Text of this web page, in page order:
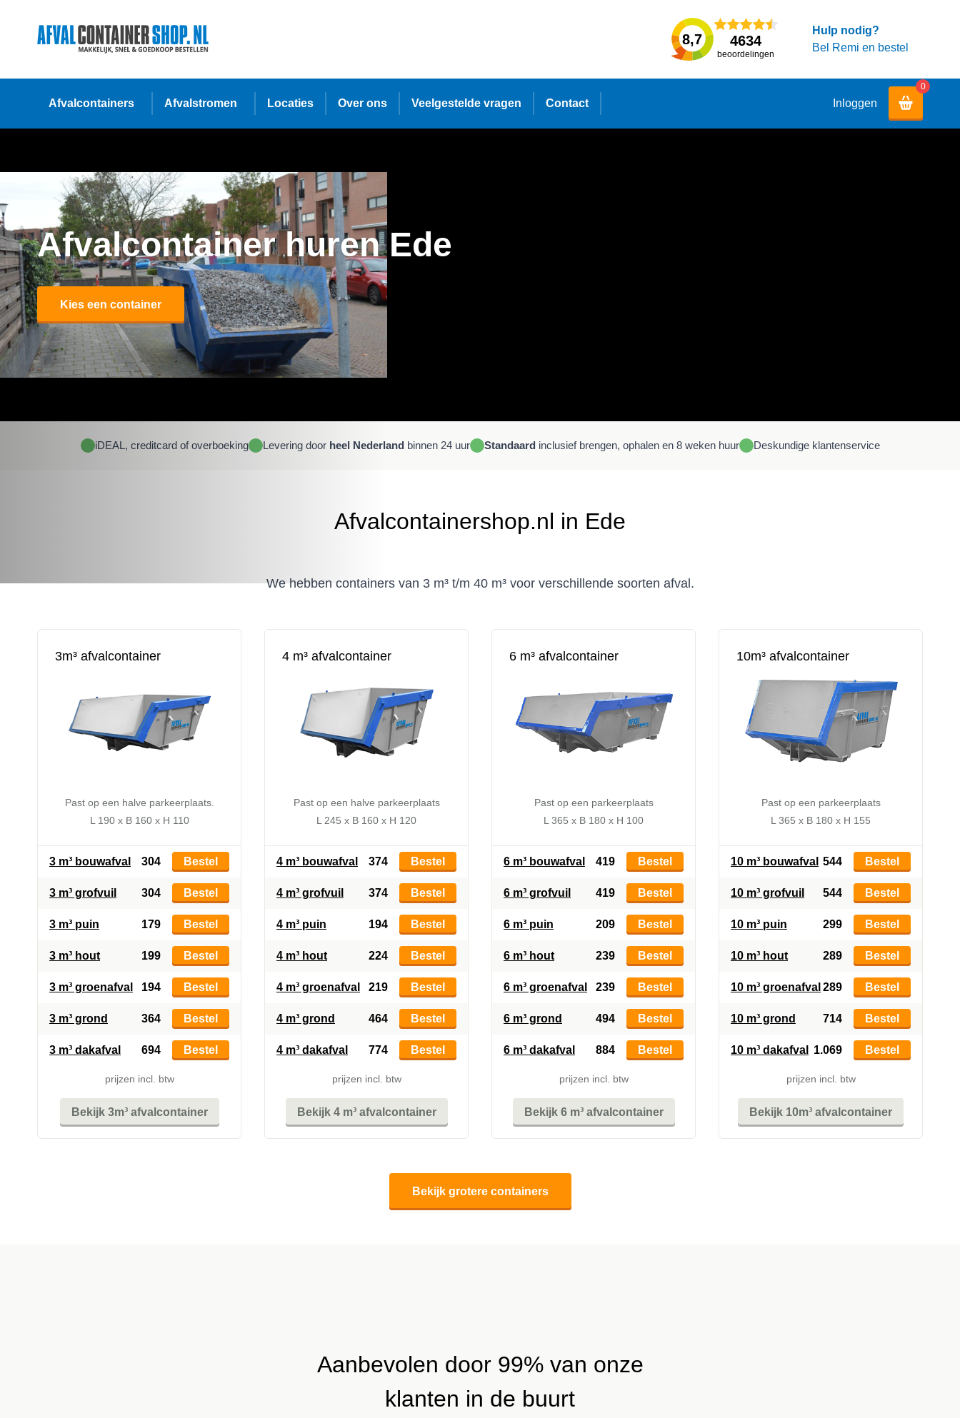
8,7 4634
beoordelingen
Hulp nodig?
Bel Remi en bestel
Afvalcontainers Afvalstromen Locaties Over ons Veelgestelde vragen Contact Inloggen
0
Afvalcontainer huren Ede
Kies een container
iDEAL, creditcard of overboeking Levering doorheel Nederland binnen 24 uur Standaard inclusief brengen, ophalen en 8 weken huur Deskundige klantenservice
Afvalcontainershop.nl in Ede
We hebben containers van 3 m³ t/m 40 m³ voor verschillende soorten afval.
3m³ afvalcontainer
Past op een halve parkeerplaats.
L 190 x B 160 x H 110
3 m³ bouwafval 304 Bestel
3 m³ grofvuil 304 Bestel
3 m³ puin 179 Bestel
3 m³ hout 199 Bestel
3 m³ groenafval 194 Bestel
3 m³ grond 364 Bestel
3 m³ dakafval 694 Bestel
prijzen incl. btw
Bekijk 3m³ afvalcontainer
4 m³ afvalcontainer
Past op een halve parkeerplaats
L 245 x B 160 x H 120
4 m³ bouwafval 374 Bestel
4 m³ grofvuil 374 Bestel
4 m³ puin 194 Bestel
4 m³ hout 224 Bestel
4 m³ groenafval 219 Bestel
4 m³ grond 464 Bestel
4 m³ dakafval 774 Bestel
prijzen incl. btw
Bekijk 4 m³ afvalcontainer
6 m³ afvalcontainer
Past op een parkeerplaats
L 365 x B 180 x H 100
6 m³ bouwafval 419 Bestel
6 m³ grofvuil 419 Bestel
6 m³ puin 209 Bestel
6 m³ hout 239 Bestel
6 m³ groenafval 239 Bestel
6 m³ grond 494 Bestel
6 m³ dakafval 884 Bestel
prijzen incl. btw
Bekijk 6 m³ afvalcontainer
10m³ afvalcontainer
Past op een parkeerplaats
L 365 x B 180 x H 155
10 m³ bouwafval 544 Bestel
10 m³ grofvuil 544 Bestel
10 m³ puin 299 Bestel
10 m³ hout 289 Bestel
10 m³ groenafval 289 Bestel
10 m³ grond 714 Bestel
10 m³ dakafval 1.069 Bestel
prijzen incl. btw
Bekijk 10m³ afvalcontainer
Bekijk grotere containers
Aanbevolen door 99% van onze
klanten in de buurt